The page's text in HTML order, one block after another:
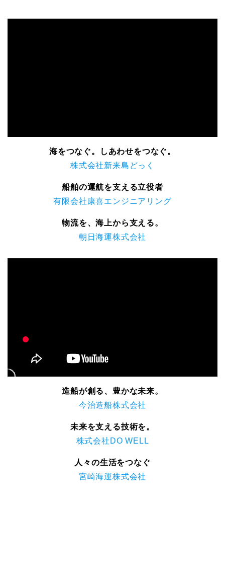
海をつなぐ。しあわせをつなぐ。
株式会社新来島どっく
船舶の運航を支える立役者
有限会社康喜エンジニアリング
物流を、海上から支える。
朝日海運株式会社
造船が創る、豊かな未来。
今治造船株式会社
未来を支える技術を。
株式会社DO WELL
人々の生活をつなぐ
宮崎海運株式会社